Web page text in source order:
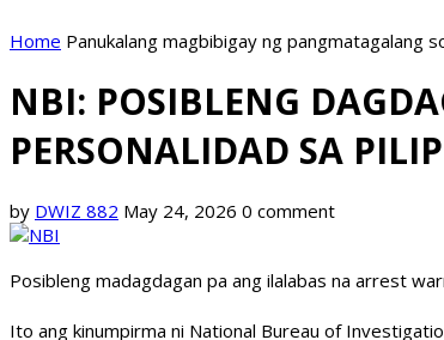
Home Panukalang magbibigay ng pangmatagalang
NBI: POSIBLENG
PERSONALIDAD SA
by DWIZ 882 May 24, 2026 0 comment
Posibleng madagdagan pa ang ilalabas na arrest
Ito ang kinumpirma ni National Bureau of